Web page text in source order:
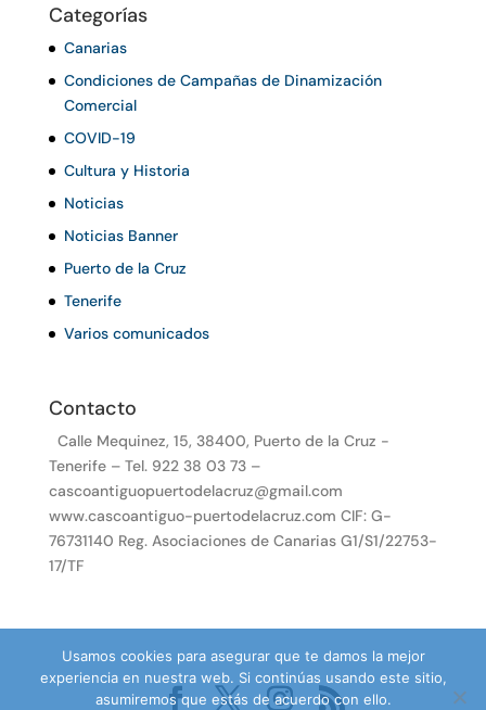
Categorías
Canarias
Condiciones de Campañas de Dinamización
Comercial
COVID-19
Cultura y Historia
Noticias
Noticias Banner
Puerto de la Cruz
Tenerife
Varios comunicados
Contacto
Calle Mequinez, 15, 38400, Puerto de la Cruz -
Tenerife – Tel. 922 38 03 73 –
cascoantiguopuertodelacruz@gmail.com
www.cascoantiguo-puertodelacruz.com CIF: G-
76731140 Reg. Asociaciones de Canarias G1/S1/22753-
17/TF
Usamos cookies para asegurar que te damos la mejor
experiencia en nuestra web. Si continúas usando este sitio,
asumiremos que estás de acuerdo con ello.